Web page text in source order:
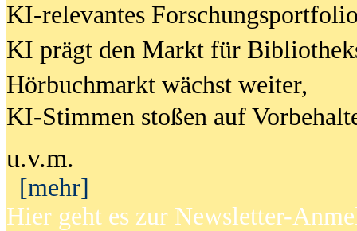
KI-relevantes
KI prägt den Markt für
Hörbuchmarkt wächst weiter,
KI-Stimmen stoßen auf
u.v.m.
[mehr]
Hier geht es zur Newsletter-